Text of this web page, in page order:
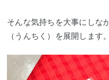
そんな気持ちを大事にしな
（うんちく）を展開します。